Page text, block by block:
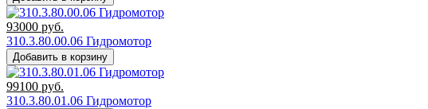
93000 руб.
310.3.80.00.06 Гидромотор
Добавить в корзину
99100 руб.
310.3.80.01.06 Гидромотор